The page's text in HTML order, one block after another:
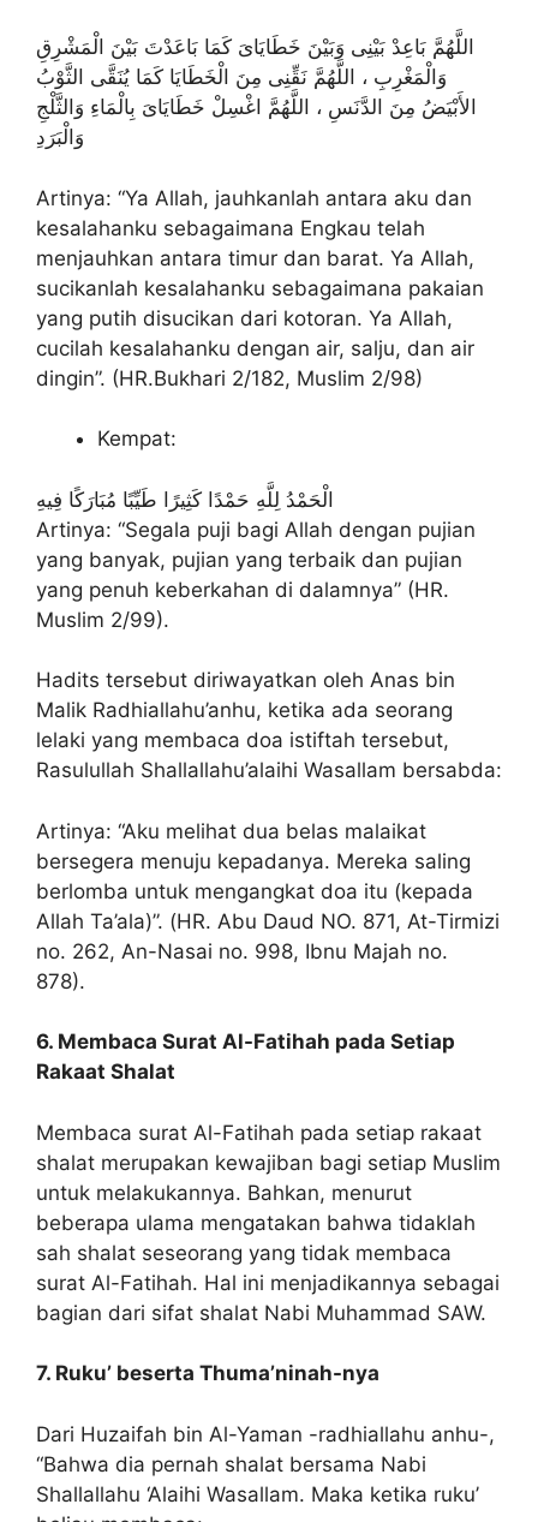
اللَّهُمَّ بَاعِدْ بَيْنِى وَبَيْنَ خَطَايَاىَ كَمَا بَاعَدْتَ بَيْنَ الْمَشْرِقِ
وَالْمَغْرِبِ ، اللَّهُمَّ نَقِّنِى مِنَ الْخَطَايَا كَمَا يُنَقَّى الثَّوْبُ
الأَبْيَضُ مِنَ الدَّنَسِ ، اللَّهُمَّ اغْسِلْ خَطَايَاىَ بِالْمَاءِ وَالثَّلْجِ
وَالْبَرَدِ
Artinya: “Ya Allah, jauhkanlah antara aku dan
kesalahanku sebagaimana Engkau telah
menjauhkan antara timur dan barat. Ya Allah,
sucikanlah kesalahanku sebagaimana pakaian
yang putih disucikan dari kotoran. Ya Allah,
cucilah kesalahanku dengan air, salju, dan air
dingin”. (HR.Bukhari 2/182, Muslim 2/98)
Kempat:
الْحَمْدُ لِلَّهِ حَمْدًا كَثِيرًا طَيِّبًا مُبَارَكًا فِيهِ
Artinya: “Segala puji bagi Allah dengan pujian
yang banyak, pujian yang terbaik dan pujian
yang penuh keberkahan di dalamnya” (HR.
Muslim 2/99).
Hadits tersebut diriwayatkan oleh Anas bin
Malik Radhiallahu’anhu, ketika ada seorang
lelaki yang membaca doa istiftah tersebut,
Rasulullah Shallallahu’alaihi Wasallam bersabda:
Artinya: “Aku melihat dua belas malaikat
bersegera menuju kepadanya. Mereka saling
berlomba untuk mengangkat doa itu (kepada
Allah Ta’ala)”. (HR. Abu Daud NO. 871, At-Tirmizi
no. 262, An-Nasai no. 998, Ibnu Majah no.
878).
6. Membaca Surat Al-Fatihah pada Setiap
Rakaat Shalat
Membaca surat Al-Fatihah pada setiap rakaat
shalat merupakan kewajiban bagi setiap Muslim
untuk melakukannya. Bahkan, menurut
beberapa ulama mengatakan bahwa tidaklah
sah shalat seseorang yang tidak membaca
surat Al-Fatihah. Hal ini menjadikannya sebagai
bagian dari sifat shalat Nabi Muhammad SAW.
7. Ruku’ beserta Thuma’ninah-nya
Dari Huzaifah bin Al-Yaman -radhiallahu anhu-,
“Bahwa dia pernah shalat bersama Nabi
Shallallahu ‘Alaihi Wasallam. Maka ketika ruku’